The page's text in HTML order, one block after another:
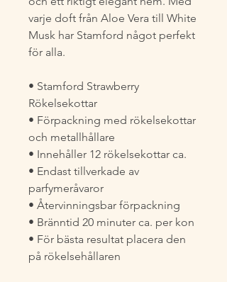
varje doft från Aloe Vera till White
Musk har Stamford något perfekt
för alla.
• Stamford Strawberry
Rökelsekottar
• Förpackning med rökelsekottar
och metallhållare
• Innehåller 12 rökelsekottar ca.
• Endast tillverkade av
parfymeråvaror
• Återvinningsbar förpackning
• Bränntid 20 minuter ca. per kon
• För bästa resultat placera den
på rökelsehållaren